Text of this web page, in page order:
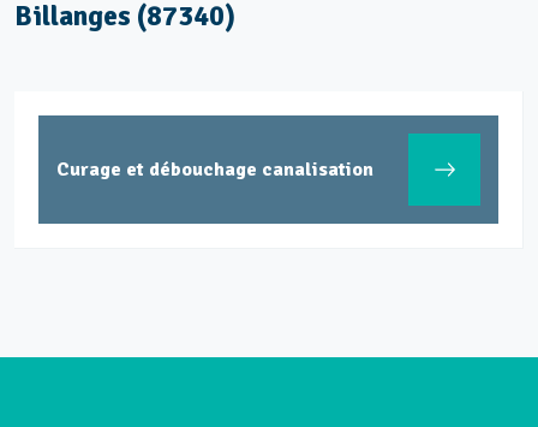
Billanges (87340)
Inspection canalisation par passage
caméra